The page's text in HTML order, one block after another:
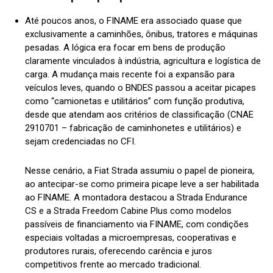
Até poucos anos, o FINAME era associado quase que
exclusivamente a caminhões, ônibus, tratores e máquinas
pesadas. A lógica era focar em bens de produção
claramente vinculados à indústria, agricultura e logística de
carga. A mudança mais recente foi a expansão para
veículos leves, quando o BNDES passou a aceitar picapes
como “camionetas e utilitários” com função produtiva,
desde que atendam aos critérios de classificação (CNAE
2910701 – fabricação de caminhonetes e utilitários) e
sejam credenciadas no CFI.
Nesse cenário, a Fiat Strada assumiu o papel de pioneira,
ao antecipar-se como primeira picape leve a ser habilitada
ao FINAME. A montadora destacou a Strada Endurance
CS e a Strada Freedom Cabine Plus como modelos
passíveis de financiamento via FINAME, com condições
especiais voltadas a microempresas, cooperativas e
produtores rurais, oferecendo carência e juros
competitivos frente ao mercado tradicional.